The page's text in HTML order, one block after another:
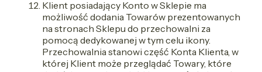
Klient posiadający Konto w Sklepie ma
możliwość dodania Towarów prezentowanych
na stronach Sklepu do przechowalni za
pomocą dedykowanej w tym celu ikony.
Przechowalnia stanowi część Konta Klienta, w
której Klient może przeglądać Towary, które